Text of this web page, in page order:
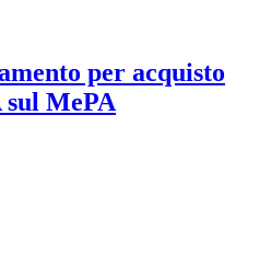
per acquisto
MePA